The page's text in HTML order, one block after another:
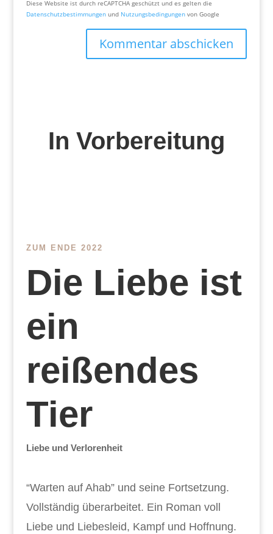
Diese Website ist durch reCAPTCHA geschützt und es gelten die
Datenschutzbestimmungenund Nutzungsbedingungenvon Google
Kommentar abschicken
In Vorbereitung
ZUM ENDE 2022
Die Liebe ist
ein
reißendes
Tier
Liebe und Verlorenheit
“Warten auf Ahab” und seine Fortsetzung.
Vollständig überarbeitet. Ein Roman voll
Liebe und Liebesleid, Kampf und Hoffnung.